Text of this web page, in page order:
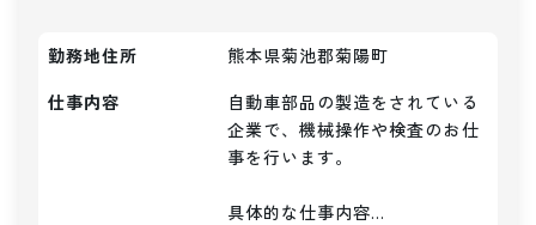
勤務地住所
熊本県菊池郡菊陽町
仕事内容
自動車部品の製造をされている
企業で、機械操作や検査のお仕
事を行います。
具体的な仕事内容...